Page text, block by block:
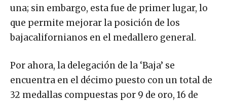
una; sin embargo, esta fue de primer lugar, lo
que permite mejorar la posición de los
bajacalifornianos en el medallero general.
Por ahora, la delegación de la ‘Baja’ se
encuentra en el décimo puesto con un total de
32 medallas compuestas por 9 de oro, 16 de